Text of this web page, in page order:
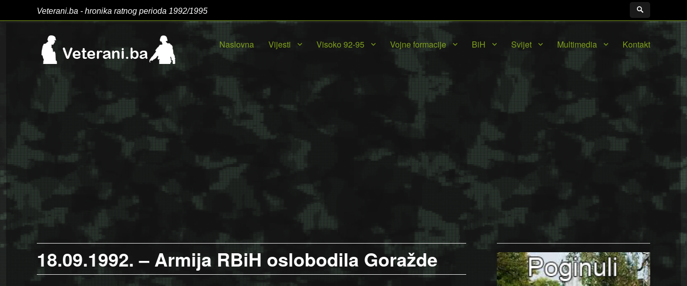
Veterani.ba - hronika ratnog perioda 1992/1995
Naslovna Vijesti Visoko 92-95 Vojne formacije BiH Svijet Multimedia Kontakt
18.09.1992. – Armija RBiH oslobodila Goražde